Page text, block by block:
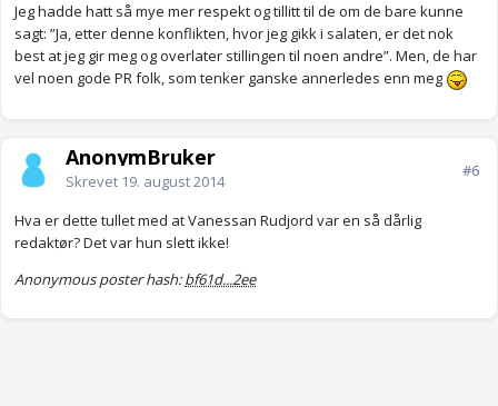
Jeg hadde hatt så mye mer respekt og tillitt til de om de bare kunne
sagt: ”Ja, etter denne konflikten, hvor jeg gikk i salaten, er det nok
best at jeg gir meg og overlater stillingen til noen andre”. Men, de har
vel noen gode PR folk, som tenker ganske annerledes enn meg
AnonymBruker
Skrevet 19. august 2014
#6
Hva er dette tullet med at Vanessan Rudjord var en så dårlig
redaktør? Det var hun slett ikke!
Anonymous poster hash:bf61d...2ee